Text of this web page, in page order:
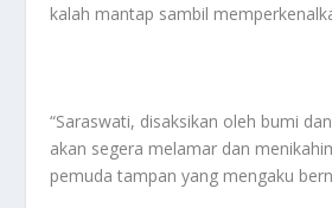
kalah mantap sambil
“Saraswati, disaksikan oleh bumi
akan segera melamar dan
pemuda tampan yang mengaku